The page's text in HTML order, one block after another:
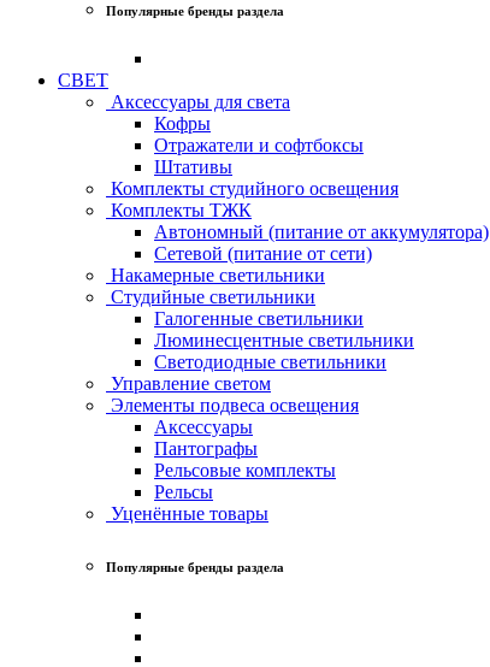
Популярные бренды раздела
СВЕТ
Аксессуары для света
Кофры
Отражатели и софтбоксы
Штативы
Комплекты студийного освещения
Комплекты ТЖК
Автономный (питание от аккумулятора)
Сетевой (питание от сети)
Накамерные светильники
Студийные светильники
Галогенные светильники
Люминесцентные светильники
Светодиодные светильники
Управление светом
Элементы подвеса освещения
Аксессуары
Пантографы
Рельсовые комплекты
Рельсы
Уценённые товары
Популярные бренды раздела